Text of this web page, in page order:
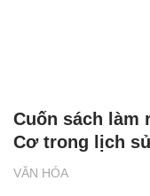
VĂN HÓA
Cuốn sách làm
Cơ trong lịch